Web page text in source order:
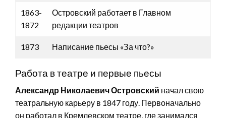
1863-
1872
Островский работает в Главном
редакции театров
1873 Написание пьесы «За что?»
Работа в театре и первые пьесы
Александр Николаевич Островский начал свою
театральную карьеру в 1847 году. Первоначально
он работал в Кремлевском театре, где занимался